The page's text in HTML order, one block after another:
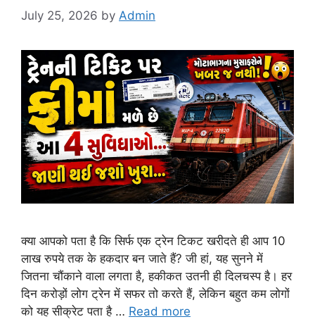
July 25, 2026 by Admin
क्या आपको पता है कि सिर्फ एक ट्रेन टिकट खरीदते ही आप 10
लाख रुपये तक के हकदार बन जाते हैं? जी हां, यह सुनने में
जितना चौंकाने वाला लगता है, हकीकत उतनी ही दिलचस्प है। हर
दिन करोड़ों लोग ट्रेन में सफर तो करते हैं, लेकिन बहुत कम लोगों
को यह सीक्रेट पता है … Read more